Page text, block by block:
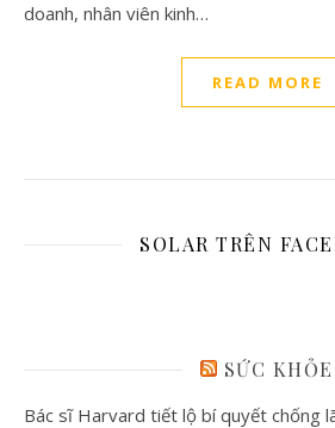
doanh, nhân viên kinh…
READ MORE
SOLAR TRÊN
SỨC KHỎE
Bác sĩ Harvard tiết lộ bí quyết chống